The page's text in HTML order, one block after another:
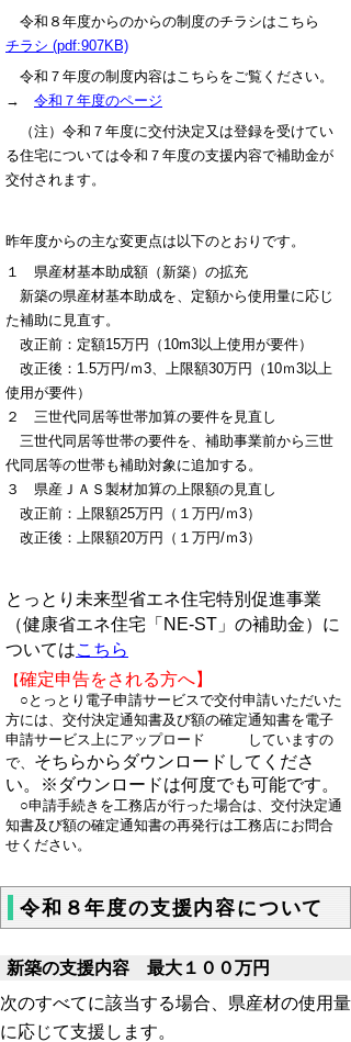
令和８年度からのからの制度のチラシはこちら
チラシ (pdf:907KB)
令和７年度の制度内容はこちらをご覧ください。
→ 令和７年度のページ
（注）令和７年度に交付決定又は登録を受けてい
る住宅については令和７年度の支援内容で補助金が
交付されます。
昨年度からの主な変更点は以下のとおりです。
１ 県産材基本助成額（新築）の拡充
新築の県産材基本助成を、定額から使用量に応じ
た補助に見直す。
改正前：定額15万円（10m3以上使用が要件）
改正後：1.5万円/ｍ3、上限額30万円（10ｍ3以上
使用が要件）
２ 三世代同居等世帯加算の要件を見直し
三世代同居等世帯の要件を、補助事業前から三世
代同居等の世帯も補助対象に追加する。
３ 県産ＪＡＳ製材加算の上限額の見直し
改正前：上限額25万円（１万円/ｍ3）
改正後：上限額20万円（１万円/ｍ3）
とっとり未来型省エネ住宅特別促進事業
（健康省エネ住宅「NE-ST」の補助金）に
ついてはこちら
【確定申告をされる方へ】
○とっとり電子申請サービスで交付申請いただいた
方には、交付決定通知書及び額の確定通知書を電子
申請サービス上にアップロード していますの
で、 そちらからダウンロードしてくださ
い。※ダウンロードは何度でも可能です。
○申請手続きを工務店が行った場合は、交付決定通
知書及び額の確定通知書の再発行は工務店にお問合
せください。
令和８年度の支援内容について
新築の支援内容 最大１００万円
次のすべてに該当する場合、県産材の使用量
に応じて支援します。